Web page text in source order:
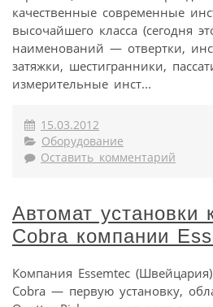
качественные современные
высочайшего класса (сегодня
наименований — отвертки,
затяжки, шестигранники,
измерительные инст...
15.03.2012
Оборудование
Оставить комментарий
Автомат установки
Cobra компании
Компания Essemtec
Cobra — первую установку,